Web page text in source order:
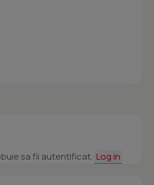
sa fii autentificat. Log in